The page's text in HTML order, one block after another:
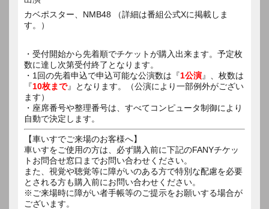
カベポスター、NMB48 （詳細は番組公式Xに掲載しま
す。）
・受付開始から先着順でチケットが購入出来ます。予定枚
数に達し次第受付終了となります。
・1回の先着申込で申込可能な公演数は『1公演』、枚数は
『10枚まで』となります。（公演により一部例外がござい
ます）
・座席番号や整理番号は、すべてコンピュータ制御により
自動で決定します。
【車いすでご来場のお客様へ】
車いすをご使用の方は、必ず購入前に下記のFANYチケッ
トお問合せ窓口までお問い合わせください。
また、視覚や聴覚等に障がいのある方で特別な配慮を必要
とされる方も購入前にお問い合わせください。
※ご来場時に障がい者手帳等のご提示をお願いする場合が
ございます。